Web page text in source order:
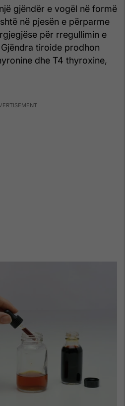
gjëndër e vogël në formë
në pjesën e përparme
për rregullimin e
tiroide prodhon
dhe T4 thyroxine,